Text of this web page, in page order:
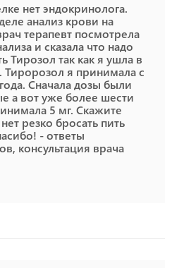
нет эндокринолога.
анализ крови на
терапевт посмотрела
и сказала что надо
Тирозол так как я ушла в
Тиророзол я принимала с
Сначала дозы были
а вот уже более шести
5 мг. Скажите
резко бросать пить
- ответы
консультация врача